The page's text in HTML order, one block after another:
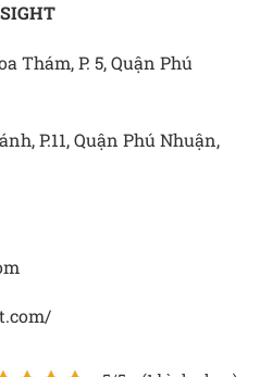
Thám, P. 5, Quận Phú
P.11, Quận Phú Nhuận,